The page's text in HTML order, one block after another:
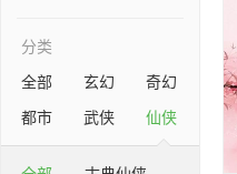
分类
全部
玄幻
奇幻
都市
武侠 仙侠